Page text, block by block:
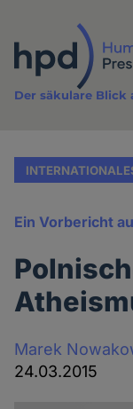
Inhalt
Der säkulare Blick
Ein Vorbericht
Marek
24.03.2015